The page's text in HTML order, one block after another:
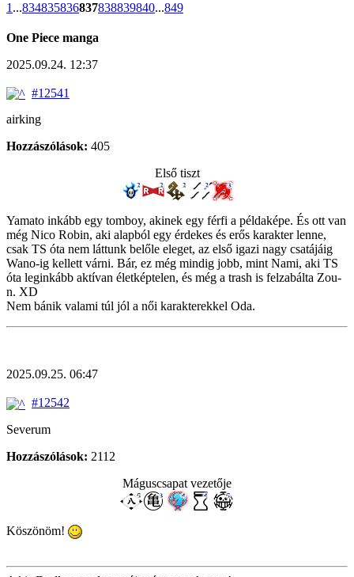
1 ...834835836837838839840...849
One Piece manga
2025.09.24. 12:37
#12541
airking
Hozzászólások: 405
Első tiszt
Yamato inkább egy tomboy, akinek egy férfi a példaképe. És ott van
még Nico Robin, aki alapból egy érdekes és erős karakter lenne,
csak TS óta nem láttunk belőle eleget, az első igazi nagy csatájáig
Wano-ig kellett várni. Bár, ez még mindig jobb, mint Nami, aki TS
óta leginkább aktívan életképtelen, és még a trash is felzabálta Zou-
n. XD
Nem bánik valami túl jól a női karakterekkel Oda.
2025.09.25. 06:47
#12542
Severum
Hozzászólások: 2112
Máguscsapat vezetője
Köszönöm!